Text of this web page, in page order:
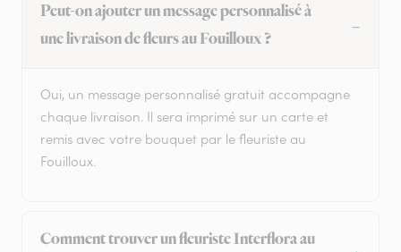
Peut-on ajouter un message personnalisé à
une livraison de fleurs au Fouilloux ?
Oui, un message personnalisé gratuit accompagne
chaque livraison. Il sera imprimé sur un carte et
remis avec votre bouquet par le fleuriste au
Fouilloux.
Comment trouver un fleuriste Interflora au